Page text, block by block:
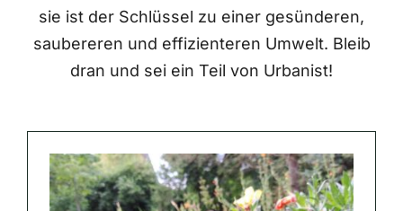
sie ist der Schlüssel zu einer gesünderen,
saubereren und effizienteren Umwelt. Bleib
dran und sei ein Teil von Urbanist!